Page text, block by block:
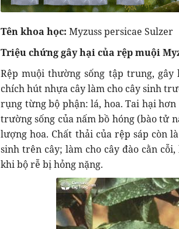
Tên khoa học: Myzuss persicae Sulzer
Triệu chứng gây hại của rệp muội
Rệp muội thường sống tập trung,
chích hút nhựa cây làm cho cây sinh
rụng từng bộ phận: lá, hoa. Tai hại
trường sống của nấm bồ hóng (bào tử
lượng hoa. Chất thải của rệp sáp còn
sinh trên cây; làm cho cây đào cằn
khi bộ rễ bị hỏng nặng.